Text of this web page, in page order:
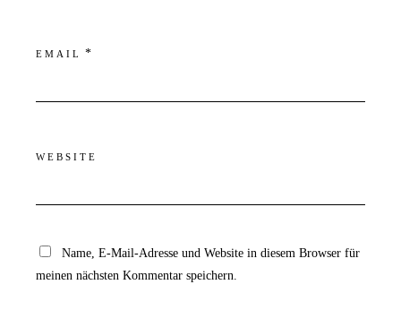
EMAIL *
WEBSITE
Name, E-Mail-Adresse und Website in diesem Browser für
meinen nächsten Kommentar speichern.